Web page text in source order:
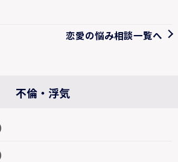
恋愛の悩み相談一覧へ
不倫・浮気